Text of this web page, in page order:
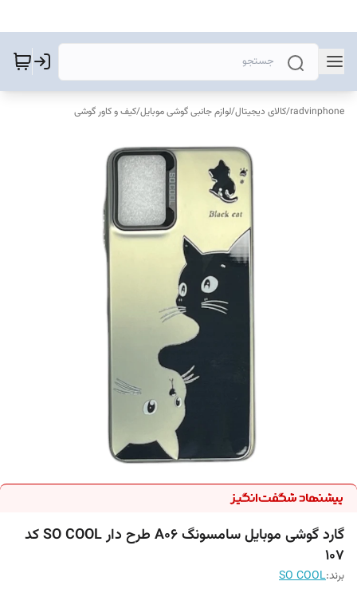
radvinphone
/کالای دیجیتال/لوازم جانبی گوشی موبایل/کیف و کاور گوشی
گارد گوشی موبایل سامسونگ A06 طرح دار SO COOL کد
107
برند:SO COOL